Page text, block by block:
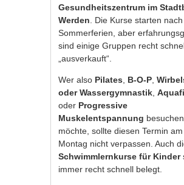
Gesundheitszentrum im
Werden . Die Kurse starten
Sommerferien, aber
sind einige Gruppen recht
„ausverkauft“.
Wer also Pilates B-O-P ,
oder Wassergymnastik ,
oder Progressive
Muskelentspannung besuchen
möchte, sollte diesen Termin am
Montag nicht verpassen. Auch
Schwimmlernkurse für Kinder
immer recht schnell belegt.